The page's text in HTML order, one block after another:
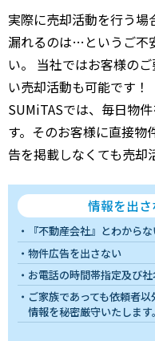
実際に売却活動を行う
漏れるのは…というご不
い。 当社ではお客様の
い売却活動も可能です！
SUMiTASでは、毎日物
す。そのお客様に直接物
告を掲載しなくても売却
情報を出
『不動産会社』とわから
物件広告を出さない
お電話の時間帯指定及び
ご家族であっても依頼者以
情報を秘密厳守いたします。